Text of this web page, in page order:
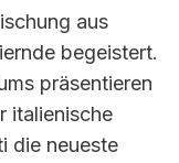
aus
begeistert.
präsentieren
italienische
die neueste